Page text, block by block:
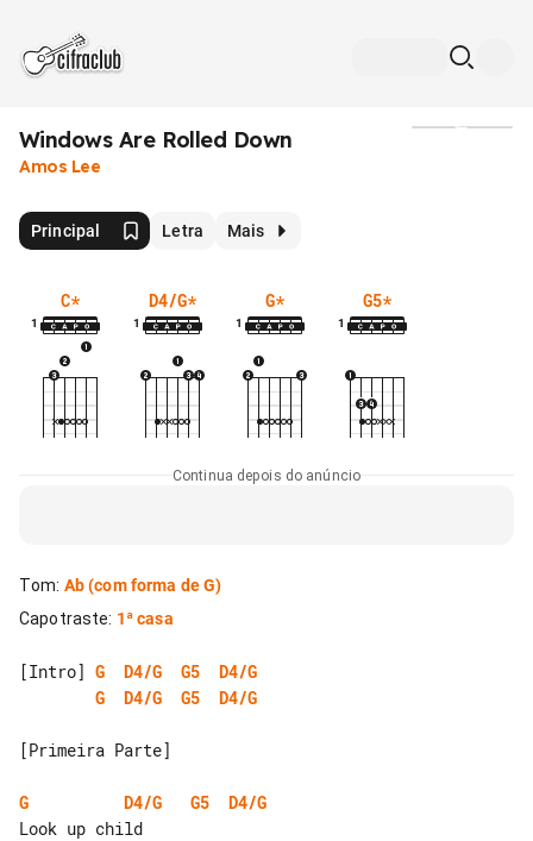
Windows Are Rolled Down
Amos Lee
Principal Letra Mais
C*
1
D4/G*
1
G*
1
G5*
1
Continua depois do anúncio
Tom: Ab(com forma de G)
Capotraste: 1ª casa
[Intro] G D4/G G5
D4/G
G
D4/G G5 D4/G
[Primeira Parte]
G D4/G G5
D4/G